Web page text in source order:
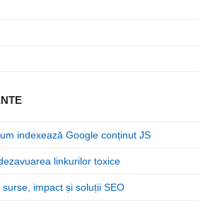
indexează Google conținut JS
linkurilor toxice
impact și soluții SEO